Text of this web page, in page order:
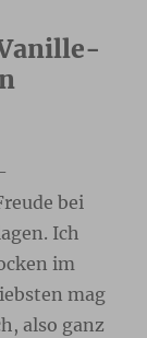
bei
Ich
im
mag
also ganz